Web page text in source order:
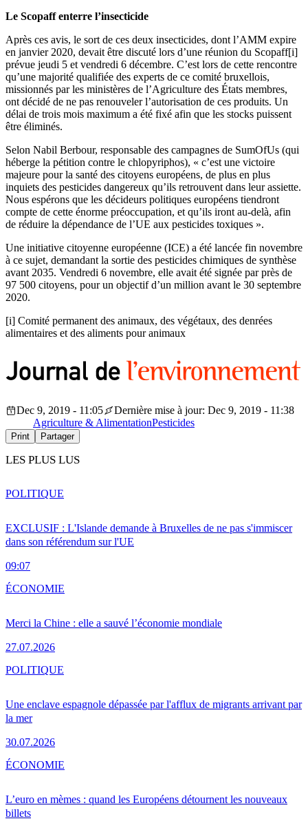
Le Scopaff enterre l’insecticide
Après ces avis, le sort de ces deux insecticides, dont l’AMM expire
en janvier 2020, devait être discuté lors d’une réunion du Scopaff[i]
prévue jeudi 5 et vendredi 6 décembre. C’est lors de cette rencontre
qu’une majorité qualifiée des experts de ce comité bruxellois,
missionnés par les ministères de l’Agriculture des États membres,
ont décidé de ne pas renouveler l’autorisation de ces produits. Un
délai de trois mois maximum a été fixé afin que les stocks puissent
être éliminés.
Selon Nabil Berbour, responsable des campagnes de SumOfUs (qui
héberge la pétition contre le chlopyriphos), « c’est une victoire
majeure pour la santé des citoyens européens, de plus en plus
inquiets des pesticides dangereux qu’ils retrouvent dans leur assiette.
Nous espérons que les décideurs politiques européens tiendront
compte de cette énorme préoccupation, et qu’ils iront au-delà, afin
de réduire la dépendance de l’UE aux pesticides toxiques ».
Une initiative citoyenne européenne (ICE) a été lancée fin novembre
à ce sujet, demandant la sortie des pesticides chimiques de synthèse
avant 2035. Vendredi 6 novembre, elle avait été signée par près de
97 500 citoyens, pour un objectif d’un million avant le 30 septembre
2020.
[i] Comité permanent des animaux, des végétaux, des denrées
alimentaires et des aliments pour animaux
Dec 9, 2019 - 11:05
Dernière mise à jour: Dec 9, 2019 - 11:38
Agriculture & AlimentationPesticides
Print Partager
LES PLUS LUS
EXCLUSIF : L'Islande demande à Bruxelles de ne pas s'immiscer
dans son référendum sur l'UE
09:07
POLITIQUE
Merci la Chine : elle a sauvé l’économie mondiale
27.07.2026
ÉCONOMIE
Une enclave espagnole dépassée par l'afflux de migrants arrivant par
la mer
30.07.2026
POLITIQUE
L’euro en mèmes : quand les Européens détournent les nouveaux
billets
ÉCONOMIE